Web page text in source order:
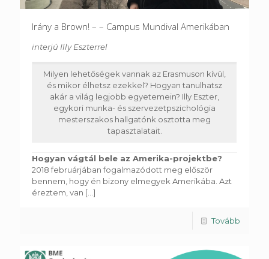
Irány a Brown! – – Campus Mundival Amerikában
interjú Illy Eszterrel
Milyen lehetőségek vannak az Erasmuson kívül,
és mikor élhetsz ezekkel? Hogyan tanulhatsz
akár a világ legjobb egyetemein? Illy Eszter,
egykori munka- és szervezetpszichológia
mesterszakos hallgatónk osztotta meg
tapasztalatait.
Hogyan vágtál bele az Amerika-projektbe?
2018 februárjában fogalmazódott meg először
bennem, hogy én bizony elmegyek Amerikába. Azt
éreztem, van [...]
Tovább